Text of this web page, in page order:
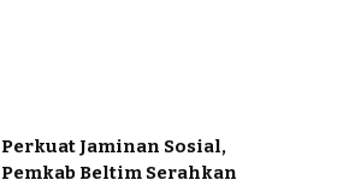
Perkuat Jaminan Sosial,
Pemkab Beltim Serahkan